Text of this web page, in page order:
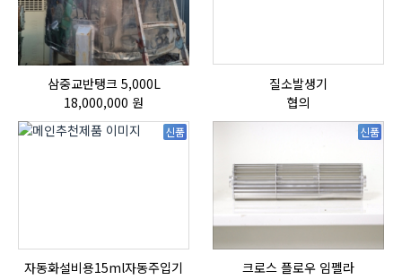
삼중교반탱크 5,000L
18,000,000 원
질소발생기
협의
신품
자동화설비용15ml자동주입기
신품
크로스 플로우 임펠라